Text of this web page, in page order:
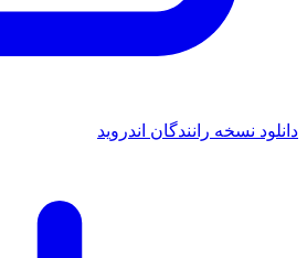
نسخه رانندگان اندروید